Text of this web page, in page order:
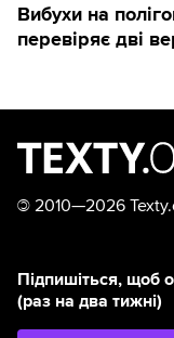
Вибухи на
перевіряє дві
© 2010—2026
Підпишіться, щоб
(раз на два тижні)